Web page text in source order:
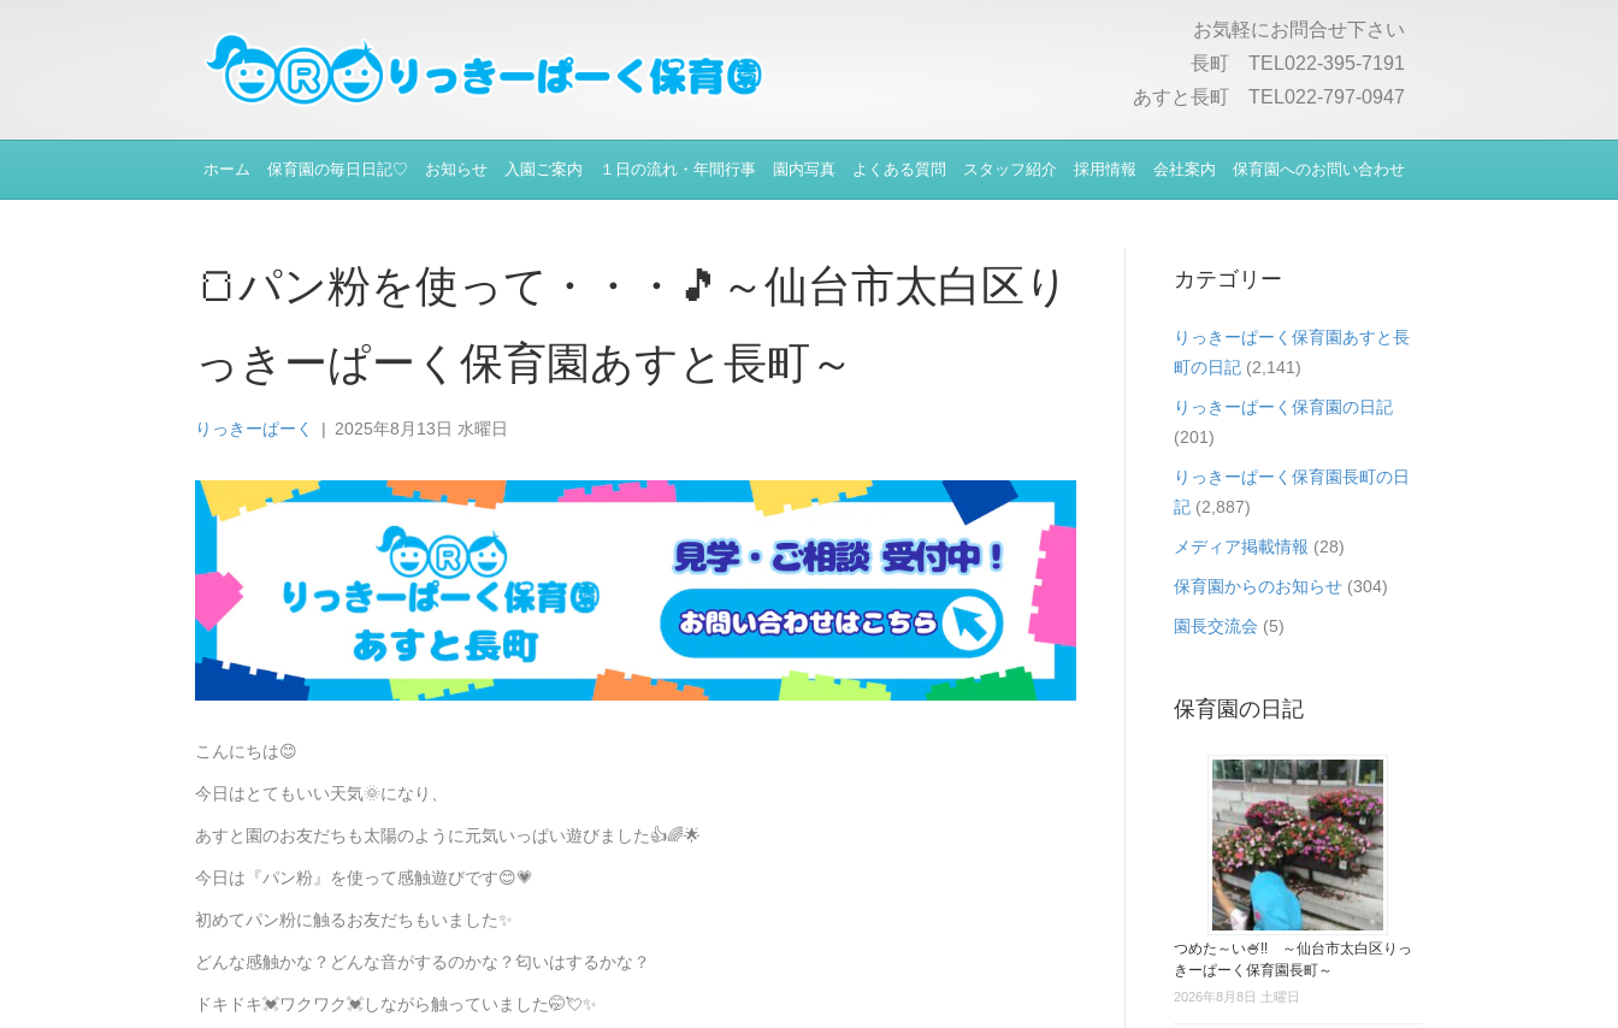
お気軽にお問合せ下さい
長町 TEL022-395-7191
あすと長町 TEL022-797-0947
ホーム 保育園の毎日日記♡ お知らせ 入園ご案内 １日の流れ・年間行事 園内写真 よくある質問 スタッフ紹介 採用情報 会社案内 保育園へのお問い合わせ
🍞パン粉を使って・・・🎵～仙台市太白区り
っきーぱーく保育園あすと長町～
りっきーぱーく | 2025年8月13日 水曜日
こんにちは😊
今日はとてもいい天気🌞になり、
あすと園のお友だちも太陽のように元気いっぱい遊びました👍🌈🌟
今日は『パン粉』を使って感触遊びです😊💗
初めてパン粉に触るお友だちもいました✨
どんな感触かな？どんな音がするのかな？匂いはするかな？
ドキドキ💓ワクワク💓しながら触っていました🤭💘✨
カテゴリー
りっきーぱーく保育園あすと長
町の日記(2,141)
りっきーぱーく保育園の日記
(201)
りっきーぱーく保育園長町の日
記(2,887)
メディア掲載情報 (28)
保育園からのお知らせ(304)
園長交流会 (5)
保育園の日記
つめた～い🍧!! ～仙台市太白区りっ
きーぱーく保育園長町～
2026年8月8日 土曜日